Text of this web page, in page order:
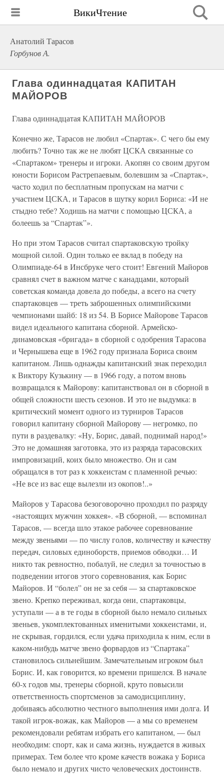
ВикиЧтение
Анатолий Тарасов
Горбунов А.
Глава одиннадцатая КАПИТАН
МАЙОРОВ
Глава одиннадцатая КАПИТАН МАЙОРОВ
Конечно же, Тарасов не любил «Спартак». С чего бы ему
любить? Точно так же не любят ЦСКА связанные со
«Спартаком» тренеры и игроки. Акопян со своим другом
юности Борисом Растрепаевым, болевшим за «Спартак»,
часто ходил по бесплатным пропускам на матчи с
участием ЦСКА, и Тарасов в шутку корил Бориса: «И не
стыдно тебе? Ходишь на матчи с помощью ЦСКА, а
болеешь за “Спартак”».
Но при этом Тарасов считал спартаковскую тройку
мощной силой. Один только ее вклад в победу на
Олимпиаде-64 в Инсбруке чего стоит! Евгений Майоров
сравнял счет в важном матче с канадцами, который
советская команда довела до победы, а всего на счету
спартаковцев — треть заброшенных олимпийскими
чемпионами шайб: 18 из 54. В Борисе Майорове Тарасов
видел идеального капитана сборной. Армейско-
динамовская «бригада» в сборной с одобрения Тарасова
и Чернышева еще в 1962 году признала Бориса своим
капитаном. Лишь однажды капитанский знак переходил
к Виктору Кузькину — в 1966 году, а потом вновь
возвращался к Майорову: капитанствовал он в сборной в
общей сложности шесть сезонов. И это не выдумка: в
критический момент одного из турниров Тарасов
говорил капитану сборной Майорову — негромко, по
пути в раздевалку: «Ну, Борис, давай, поднимай народ!»
Это не домашняя заготовка, это из разряда тарасовских
импровизаций, коих было множество. Он и сам
обращался в тот раз к хоккеистам с пламенной речью:
«Не все из вас еще вылезли из окопов!..»
Майоров у Тарасова безоговорочно проходил по разряду
«настоящих мужчин хоккея». «В сборной, — вспоминал
Тарасов, — всегда шло этакое рабочее соревнование
между звеньями — по числу голов, количеству и качеству
передач, силовых единоборств, приемов обводки… И
никто так ревностно, побалуй, не следил за точностью в
подведении итогов этого соревнования, как Борис
Майоров. И “болел” он не за себя — за спартаковское
звено. Крепко переживал, когда они, спартаковцы,
уступали — а в те годы в сборной было немало сильных
звеньев, укомплектованных именитыми хоккеистами, и,
не скрывая, гордился, если удача приходила к ним, если в
каком-нибудь матче звено форвардов из “Спартака”
становилось сильнейшим. Замечательным игроком был
Борис. И, как говорится, ко времени пришелся. В начале
60-х годов мы, тренеры сборной, круто повысили
ответственность спортсменов за самодисциплину,
добиваясь абсолютно честного выполнения ими долга. И
такой игрок-вожак, как Майоров — а мы со временем
рекомендовали ребятам избрать его капитаном, — был
необходим: спорт, как и сама жизнь, нуждается в живых
примерах. Тем более что кроме качеств вожака у Бориса
было немало и других чисто человеческих достоинств.